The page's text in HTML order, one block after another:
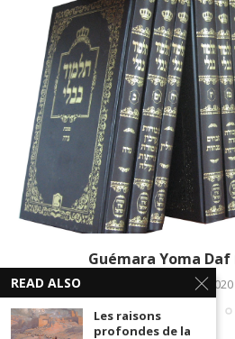
12 mai 2020
READ ALSO
Les raisons
profondes de la